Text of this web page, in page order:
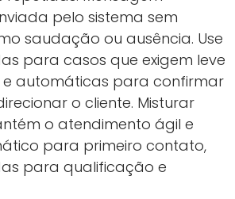
pelo sistema sem
saudação ou ausência. Use
para casos que exigem leve
automáticas para confirmar
o cliente. Misturar
o atendimento ágil e
para primeiro contato,
para qualificação e